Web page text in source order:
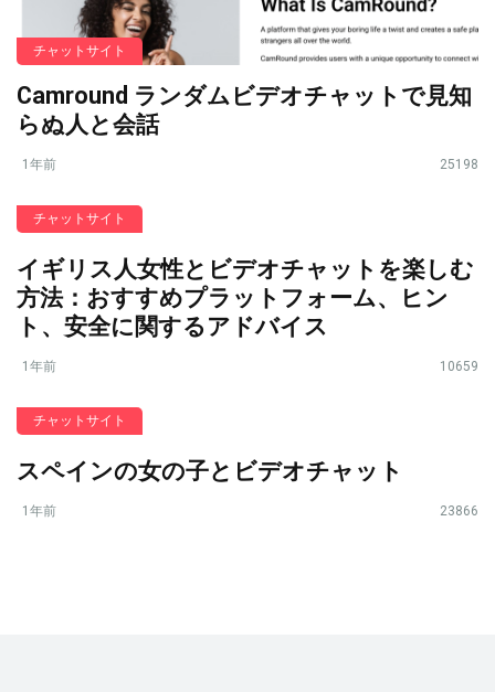
チャットサイト
Camround ランダムビデオチャットで見知
らぬ人と会話
1年前 25198
チャットサイト
イギリス人女性とビデオチャットを楽しむ
方法：おすすめプラットフォーム、ヒン
ト、安全に関するアドバイス
1年前 10659
チャットサイト
スペインの女の子とビデオチャット
1年前 23866